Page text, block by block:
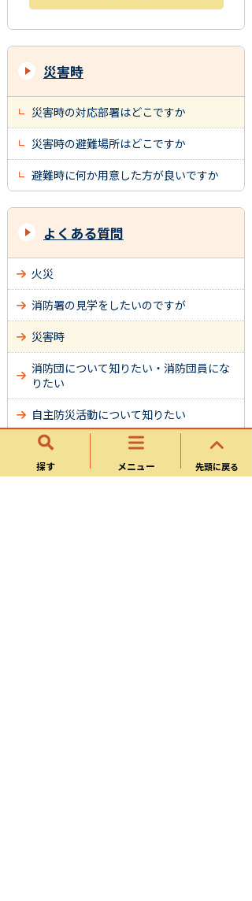
探す メニュー 先頭に戻る
災害時
災害時の対応部署はどこですか
災害時の避難場所はどこですか
避難時に何か用意した方が良いですか
よくある質問
火災
消防署の見学をしたいのですが
災害時
消防団について知りたい・消防団員にな
りたい
自主防災活動について知りたい
天気について調べたい、相談したい、天
気予報が知りたい